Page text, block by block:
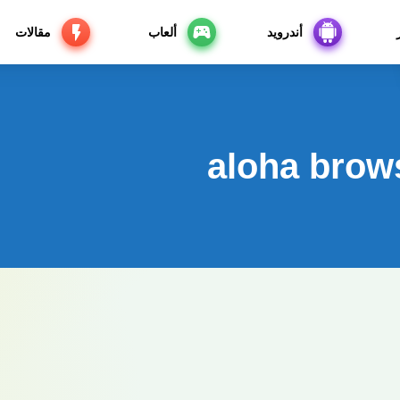
أندرويد ألعاب مقالات
aloha